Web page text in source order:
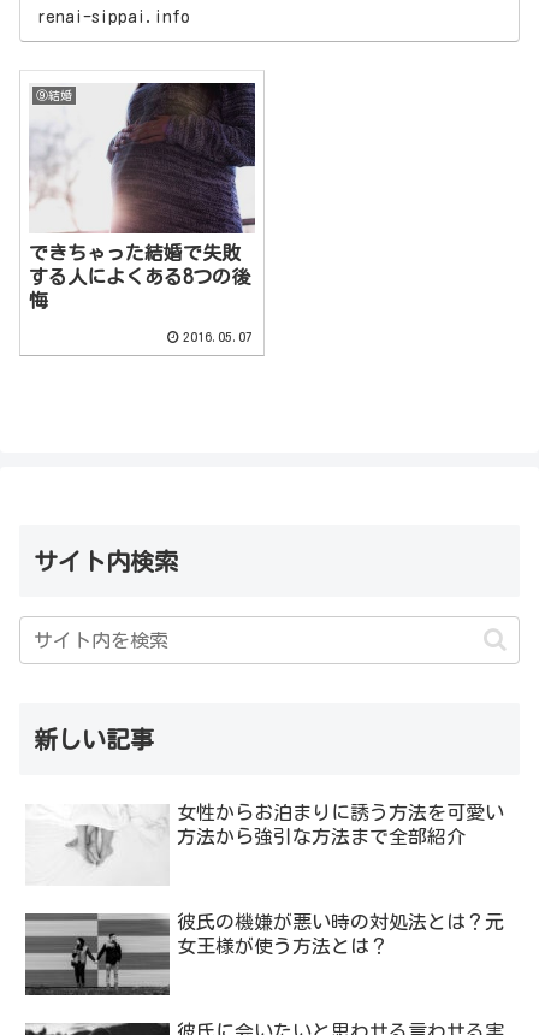
renai-sippai.info
⑨結婚
できちゃった結婚で失敗
する人によくある8つの後
悔
2016.05.07
サイト内検索
新しい記事
女性からお泊まりに誘う方法を可愛い
方法から強引な方法まで全部紹介
彼氏の機嫌が悪い時の対処法とは？元
女王様が使う方法とは？